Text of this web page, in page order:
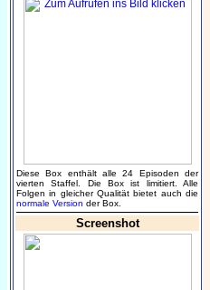
Diese Box enthält alle 24 Episoden der
vierten Staffel. Die Box ist limitiert. Alle
Folgen in gleicher Qualität bietet auch die
normale Version der Box.
Screenshot